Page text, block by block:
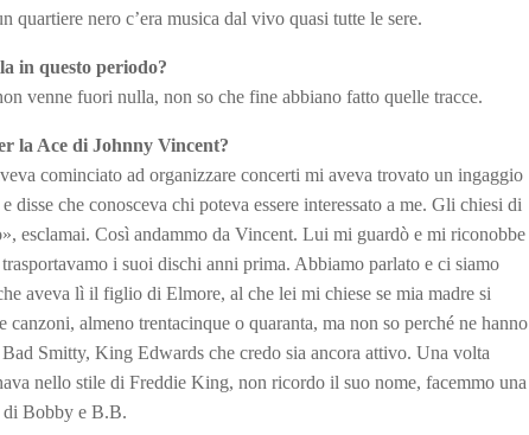
quartiere nero c’era musica dal vivo quasi tutte le sere.
in questo periodo?
venne fuori nulla, non so che fine abbiano fatto quelle tracce.
la Ace di Johnny Vincent?
cominciato ad organizzare concerti mi aveva trovato un ingaggio
che conosceva chi poteva essere interessato a me. Gli chiesi di
esclamai. Così andammo da Vincent. Lui mi guardò e mi riconobbe
i suoi dischi anni prima. Abbiamo parlato e ci siamo
aveva lì il figlio di Elmore, al che lei mi chiese se mia madre si
almeno trentacinque o quaranta, ma non so perché ne hanno
Smitty, King Edwards che credo sia ancora attivo. Una volta
nello stile di Freddie King, non ricordo il suo nome, facemmo una
di Bobby e B.B.